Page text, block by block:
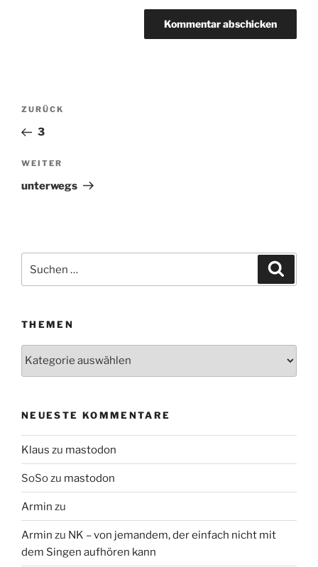
Beitragsnavigation
Vorheriger
Beitrag
ZURÜCK
3
Nächster
Beitrag
WEITER
unterwegs
THEMEN
Themen
NEUESTE KOMMENTARE
Klaus zu mastodon
SoSozu mastodon
Armin zu
Armin zu NK – von jemandem, der einfach nicht mit
dem Singen aufhören kann